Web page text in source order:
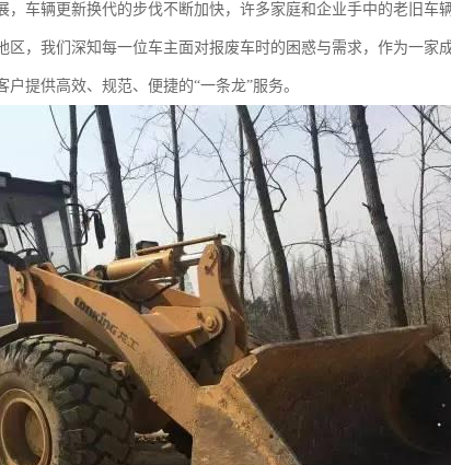
，车辆更新换代的步伐不断加快，许多家庭和企业手中的老旧车
区，我们深知每一位车主面对报废车时的困惑与需求，作为一家
提供高效、规范、便捷的“一条龙”服务。